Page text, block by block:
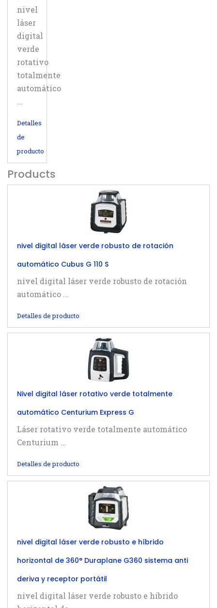
nivel
láser
digital
verde
rotativo
totalmente
automático
...
Detalles
de
producto
Products
nivel digital láser verde robusto de rotación
automático Cubus G 110 S
nivel digital láser verde robusto de rotación
automático ...
Detalles de producto
Nivel digital láser rotativo verde totalmente
automático Centurium Express G
Láser rotativo verde totalmente automático
Centurium ...
Detalles de producto
nivel digital láser verde robusto e híbrido
horizontal de 360° Duraplane G360 sistema anti
deriva y receptor portátil
nivel digital láser verde robusto e híbrido